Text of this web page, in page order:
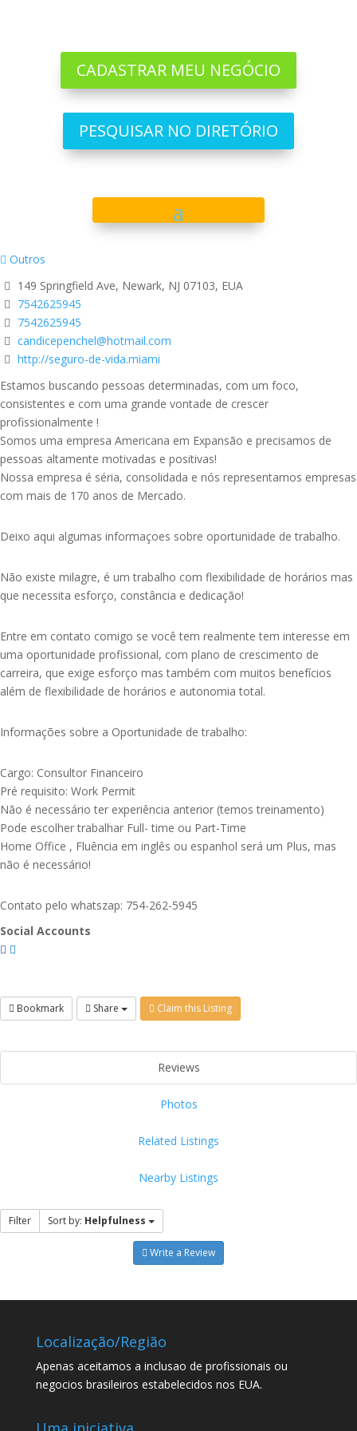
CADASTRAR MEU NEGÓCIO
PESQUISAR NO DIRETÓRIO
Outros
149 Springfield Ave, Newark, NJ 07103, EUA
7542625945
7542625945
candicepenchel@hotmail.com
http://seguro-de-vida.miami
Estamos buscando pessoas determinadas, com um foco,
consistentes e com uma grande vontade de crescer
profissionalmente !
Somos uma empresa Americana em Expansão e precisamos de
pessoas altamente motivadas e positivas!
Nossa empresa é séria, consolidada e nós representamos empresas
com mais de 170 anos de Mercado.
Deixo aqui algumas informaçoes sobre oportunidade de trabalho.
Não existe milagre, é um trabalho com flexibilidade de horários mas
que necessita esforço, constância e dedicação!
Entre em contato comigo se você tem realmente tem interesse em
uma oportunidade profissional, com plano de crescimento de
carreira, que exige esforço mas também com muitos benefícios
além de flexibilidade de horários e autonomia total.
Informações sobre a Oportunidade de trabalho:
Cargo: Consultor Financeiro
Pré requisito: Work Permit
Não é necessário ter experiência anterior (temos treinamento)
Pode escolher trabalhar Full- time ou Part-Time
Home Office , Fluência em inglês ou espanhol será um Plus, mas
não é necessário!
Contato pelo whatszap: 754-262-5945
Social Accounts
Bookmark Share Claim this Listing
Reviews
Photos
Related Listings
Nearby Listings
Filter Sort by: Helpfulness
Write a Review
Localização/Região
Apenas aceitamos a inclusao de profissionais ou
negocios brasileiros estabelecidos nos EUA.